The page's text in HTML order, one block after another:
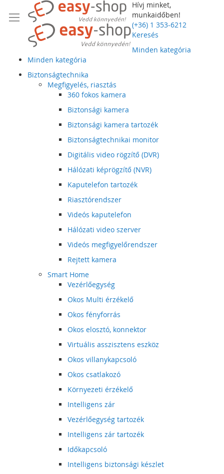
Hívj minket,
munkaidőben!
(+36) 1 353-6212
Keresés
Minden kategória
Minden kategória
Biztonságtechnika
Megfigyelés, riasztás
360 fokos kamera
Biztonsági kamera
Biztonsági kamera tartozék
Biztonságtechnikai monitor
Digitális video rögzítő (DVR)
Hálózati képrögzítő (NVR)
Kaputelefon tartozék
Riasztórendszer
Videós kaputelefon
Hálózati video szerver
Videós megfigyelőrendszer
Rejtett kamera
Smart Home
Vezérlőegység
Okos Multi érzékelő
Okos fényforrás
Okos elosztó, konnektor
Virtuális asszisztens eszköz
Okos villanykapcsoló
Okos csatlakozó
Környezeti érzékelő
Intelligens zár
Vezérlőegység tartozék
Intelligens zár tartozék
Időkapcsoló
Intelligens biztonsági készlet